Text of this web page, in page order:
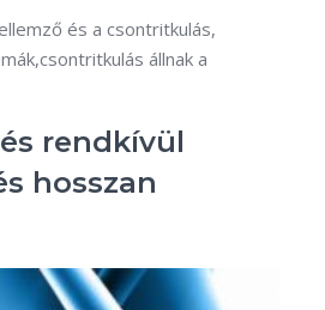
és a csontritkulás,
állnak a
rendkívül
hosszan